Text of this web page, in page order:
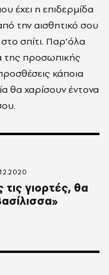
έχει η επιδερμίδα
την αισθητικό σου
σπίτι. Παρ’όλα
της προσωπικής
κάποια
θα χαρίσουν έντονα
γιορτές, θα